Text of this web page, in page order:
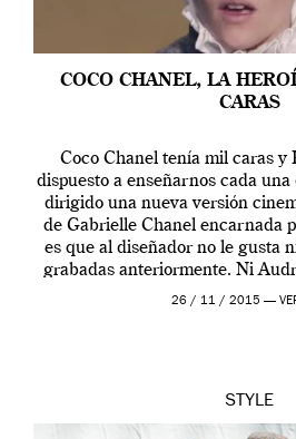
COCO CHANEL, LA
CARAS
Coco Chanel tenía mil caras y
dispuesto a enseñarnos cada
dirigido una nueva versión
de Gabrielle Chanel encarnada
es que al diseñador no le gusta
grabadas anteriormente. Ni
McLaine ni ninguna
26 / 11 / 2015 —
STYLE